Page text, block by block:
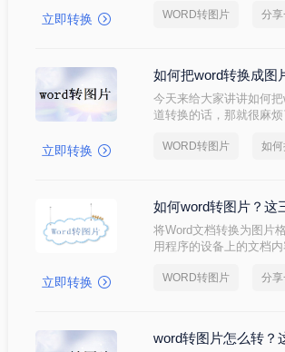
立即转换 WORD转图片
立即转换
如何把word转换成图
今天来给大家讲讲如何
道转换的话，那就很麻
WORD转图片 如
立即转换
如何word转图片？这
将Word文档转换为图片
用程序的设备上的文档
word转图片呢？以下是
WORD转图片
word转图片怎么转？